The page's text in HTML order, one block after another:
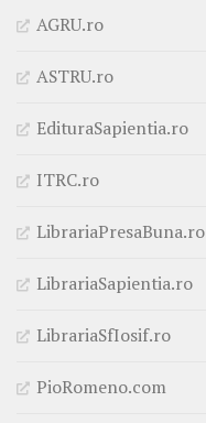
AGRU.ro
ASTRU.ro
EdituraSapientia.ro
ITRC.ro
LibrariaPresaBuna.ro
LibrariaSapientia.ro
LibrariaSfIosif.ro
PioRomeno.com